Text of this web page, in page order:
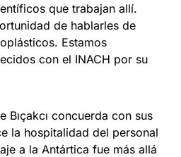
que trabajan allí.
de hablarles de
Estamos
con el INACH por su
Bıçakcı concuerda con sus
la hospitalidad del personal
a la Antártica fue más allá